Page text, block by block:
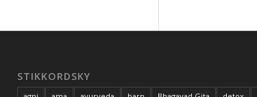
STIKKORDSKY